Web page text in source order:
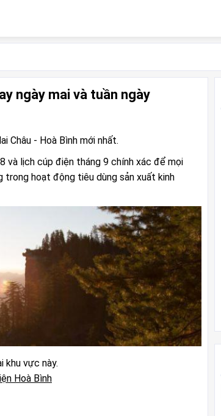
ngày mai và tuần ngày
Châu - Hoà Bình mới nhất.
và lịch cúp điện tháng 9 chính xác để mọi
trong hoạt động tiêu dùng sản xuất kinh
khu vực này.
Hoà Bình